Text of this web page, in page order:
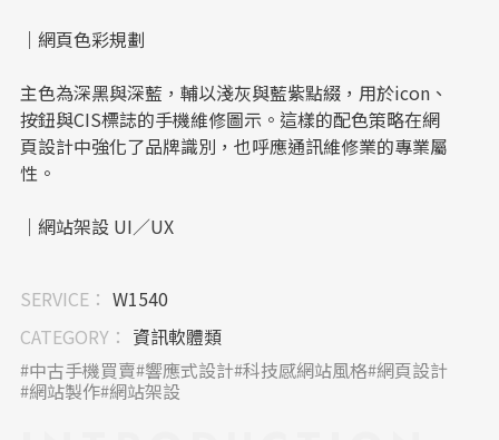
｜網頁色彩規劃
主色為深黑與深藍，輔以淺灰與藍紫點綴，用於icon、
按鈕與CIS標誌的手機維修圖示。這樣的配色策略在網
頁設計中強化了品牌識別，也呼應通訊維修業的專業屬
性。
｜網站架設 UI／UX
現，讓使用者迅速掌握服務特色與聯絡資訊。行動裝置
版UI設計經過細緻調整，保持良好的閱讀性與觸控操作
體驗。
SERVICE： W1540
CATEGORY： 資訊軟體類
中古手機買賣 響應式設計 科技感網站風格 網頁設計
網站製作 網站架設